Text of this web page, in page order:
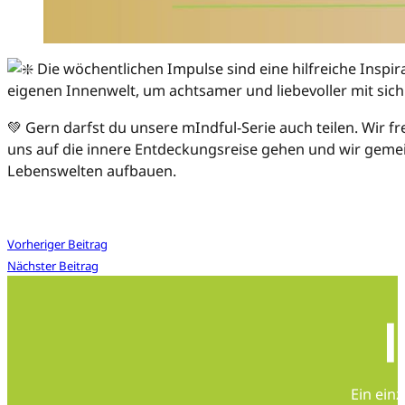
Die wöchentlichen Impulse sind eine hilfreiche
eigenen Innenwelt, um achtsamer und liebevoller mit
💚 Gern darfst du unsere mIndful-Serie auch teilen. Wir
uns auf die innere Entdeckungsreise gehen und wir
Lebenswelten aufbauen.
Vorheriger Beitrag
Nächster Beitrag
Ein